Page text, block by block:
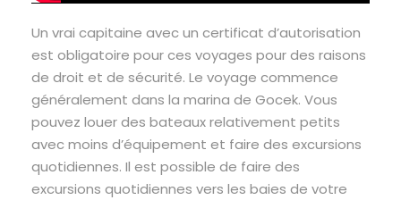
Un vrai capitaine avec un certificat d’autorisation
est obligatoire pour ces voyages pour des raisons
de droit et de sécurité. Le voyage commence
généralement dans la marina de Gocek. Vous
pouvez louer des bateaux relativement petits
avec moins d’équipement et faire des excursions
quotidiennes. Il est possible de faire des
excursions quotidiennes vers les baies de votre